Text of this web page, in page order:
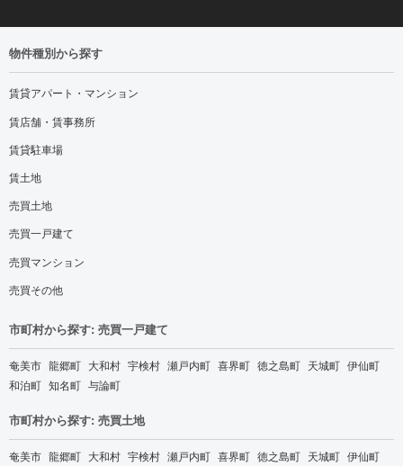
物件種別から探す
賃貸アパート・マンション
賃店舗・賃事務所
賃貸駐車場
賃土地
売買土地
売買一戸建て
売買マンション
売買その他
市町村から探す: 売買一戸建て
奄美市 龍郷町 大和村 宇検村 瀬戸内町 喜界町 徳之島町 天城町 伊仙町
和泊町 知名町 与論町
市町村から探す: 売買土地
奄美市 龍郷町 大和村 宇検村 瀬戸内町 喜界町 徳之島町 天城町 伊仙町